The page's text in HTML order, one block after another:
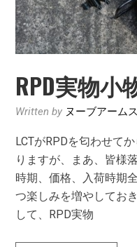
～
帽
子
入
よ
～
RPD実物小
Written by ヌーブアーム
LCTがRPDを匂わせて
りますが、まあ、皆様
時期、価格、入荷時期
つ楽しみを増やしてお
して、RPD実物